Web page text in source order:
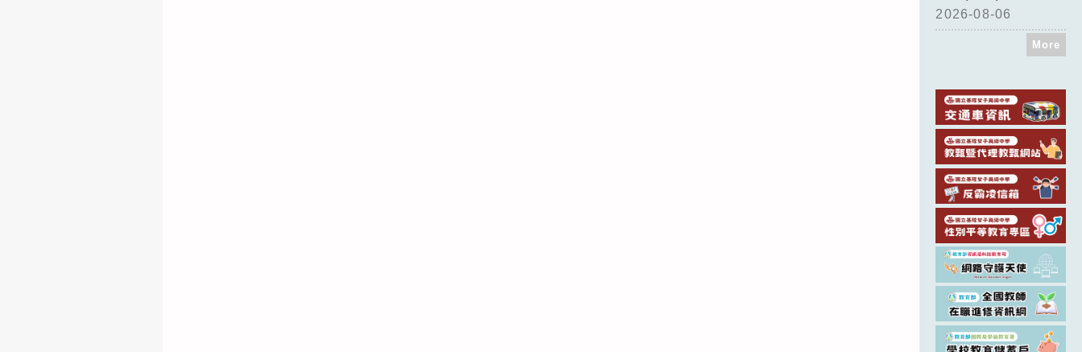
2026-08-06
More